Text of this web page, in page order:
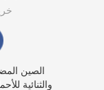
الجلسرين
مستحلب محسن